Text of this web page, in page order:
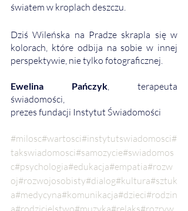
światem w kroplach deszczu.
Dziś Wileńska na Pradze skrapla się w
kolorach, które odbija na sobie w innej
perspektywie, nie tylko fotograficznej.
Ewelina Pańczyk , terapeuta
świadomości,
prezes fundacji Instytut Świadomości
#milosc#wartosci#instytutswiadomosci#
takswiadomosci#samozycie#swiadomos
c#psychologia#edukacja#empatia#rozw
oj#rozwojosobisty#dialog#kultura#sztuk
a#medycyna#komunikacja#dzieci#rodzin
a#rodzicielstwo#muzyka#relaks#rozryw